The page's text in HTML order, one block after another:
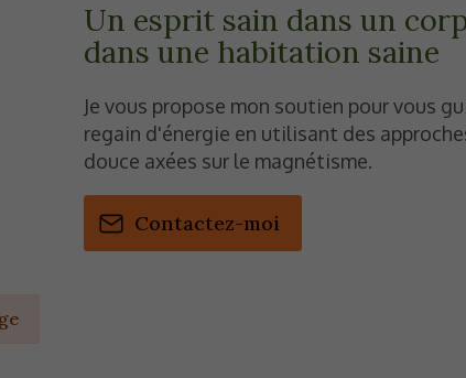
Un esprit sain dans un
dans une habitation saine
Je vous propose mon soutien pour vous
regain d'énergie en utilisant des
douce axées sur le magnétisme.
Contactez-moi